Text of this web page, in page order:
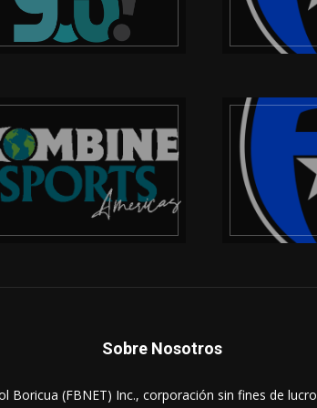
Sobre Nosotros
Boricua (FBNET) Inc., corporación sin fines de lucro